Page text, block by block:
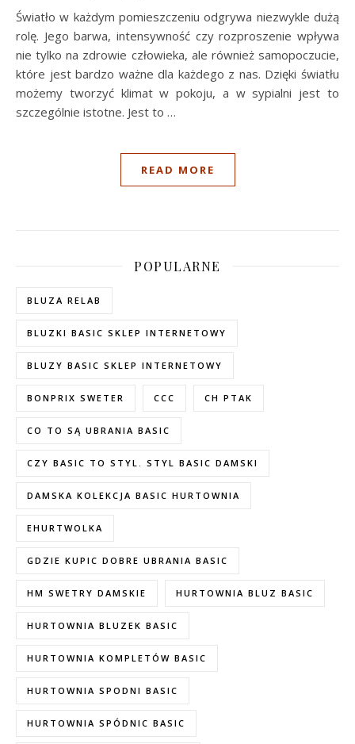
Światło w każdym pomieszczeniu odgrywa niezwykle dużą
rolę. Jego barwa, intensywność czy rozproszenie wpływa
nie tylko na zdrowie człowieka, ale również samopoczucie,
które jest bardzo ważne dla każdego z nas. Dzięki światłu
możemy tworzyć klimat w pokoju, a w sypialni jest to
szczególnie istotne. Jest to …
READ MORE
POPULARNE
BLUZA RELAB
BLUZKI BASIC SKLEP INTERNETOWY
BLUZY BASIC SKLEP INTERNETOWY
BONPRIX SWETER CCC CH PTAK
CO TO SĄ UBRANIA BASIC
CZY BASIC TO STYL. STYL BASIC DAMSKI
DAMSKA KOLEKCJA BASIC HURTOWNIA
EHURTWOLKA
GDZIE KUPIC DOBRE UBRANIA BASIC
HM SWETRY DAMSKIE HURTOWNIA BLUZ BASIC
HURTOWNIA BLUZEK BASIC
HURTOWNIA KOMPLETÓW BASIC
HURTOWNIA SPODNI BASIC
HURTOWNIA SPÓDNIC BASIC